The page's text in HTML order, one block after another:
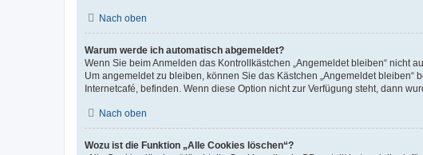
Nach oben
Warum werde ich automatisch abgemeldet?
Wenn Sie beim Anmelden das Kontrollkästchen „Angemeldet bleiben“ nicht
Um angemeldet zu bleiben, können Sie das Kästchen „Angemeldet
Internetcafé, befinden. Wenn diese Option nicht zur Verfügung steht, dann
Nach oben
Wozu ist die Funktion „Alle Cookies löschen“?